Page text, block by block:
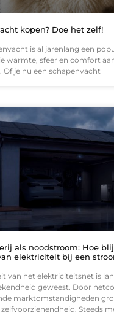
kopen? Doe het zelf!
is al jarenlang een
warmte, sfeer en comfort
Of je nu een schapenvacht
als noodstroom: Hoe
elektriciteit bij een
van het elektriciteitsnet is
geweest. Door
marktomstandigheden
Steeds